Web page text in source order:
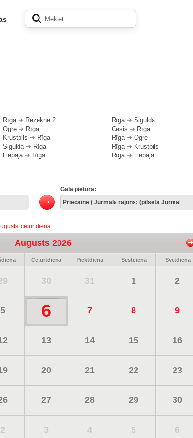
Rīga➔ Rēzekne 2
Ogre ➔ Rīga
Krustpils ➔ Rīga
Sigulda➔ Rīga
Liepāja➔ Rīga
Rīga➔ Sigulda
Cēsis ➔ Rīga
Rīga➔ Ogre
Rīga➔ Krustpils
Rīga➔ Liepāja
Gala pietura:
ceturtdiena
Augusts 2026
Ceturtdiena Piektdiena Sestdiena Svētdiena
30 31 1 2
5 6 7 8 9
13 14 15 16
20 21 22 23
27 28 29 30
2 3 4 5 6